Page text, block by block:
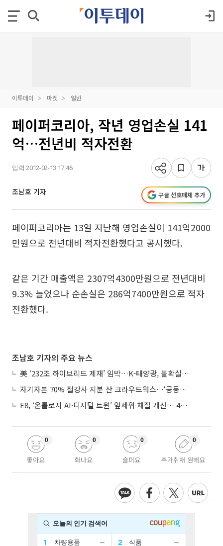
이투데이 마켓 일반
페이퍼코리아, 작년 영업손실 141
억…전년비 적자전환
입력 2012-02-13 17:46
조남호 기자 구글 선호매체 추가
페이퍼코리아는 13일 지난해 영업손실이 141억2000
만원으로 전년대비 적자전환했다고 공시했다.
같은 기간 매출액은 2307억4300만원으로 전년대비
9.3% 늘었으나 순손실은 286억7400만원으로 적자
전환했다.
조남호 기자의 주요 뉴스
美 ‘232조 하이브리드 제재’ 임박…K-태양광, 불확실성 털고 날개 다나
자기자본 70% 철강사 지분 산 크라우드웍스…‘공동경영’으로 AI 시너지 낼까
E8, ‘온톨로지 AI·디지털 트윈’ 앞세워 체질 개선… 4분기 흑자전환 총력
좋아요
0
화나요
0
슬퍼요
0
추가취재 원해요
0